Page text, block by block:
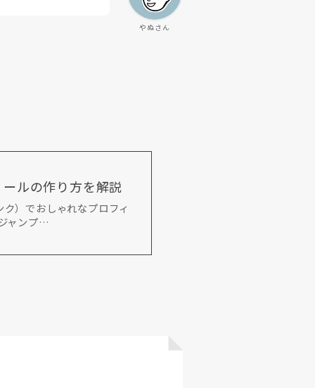
やぬさん
ルの作り方を解説
）でおしゃれなプロフィ
ャンプ…